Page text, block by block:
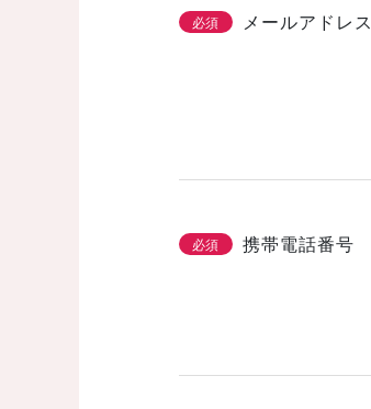
必須 メールアドレス
必須 携帯電話番号